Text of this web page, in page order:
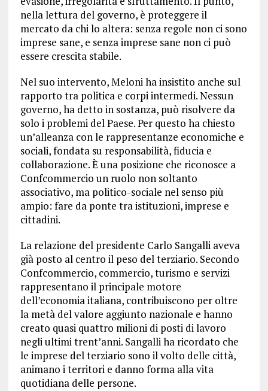
nella lettura del governo, è proteggere il
mercato da chi lo altera: senza regole non ci sono
imprese sane, e senza imprese sane non ci può
essere crescita stabile.
Nel suo intervento, Meloni ha insistito anche sul
rapporto tra politica e corpi intermedi. Nessun
governo, ha detto in sostanza, può risolvere da
solo i problemi del Paese. Per questo ha chiesto
un’alleanza con le rappresentanze economiche e
sociali, fondata su responsabilità, fiducia e
collaborazione. È una posizione che riconosce a
Confcommercio un ruolo non soltanto
associativo, ma politico-sociale nel senso più
ampio: fare da ponte tra istituzioni, imprese e
cittadini.
La relazione del presidente Carlo Sangalli aveva
già posto al centro il peso del terziario. Secondo
Confcommercio, commercio, turismo e servizi
rappresentano il principale motore
dell’economia italiana, contribuiscono per oltre
la metà del valore aggiunto nazionale e hanno
creato quasi quattro milioni di posti di lavoro
negli ultimi trent’anni. Sangalli ha ricordato che
le imprese del terziario sono il volto delle città,
animano i territori e danno forma alla vita
quotidiana delle persone.